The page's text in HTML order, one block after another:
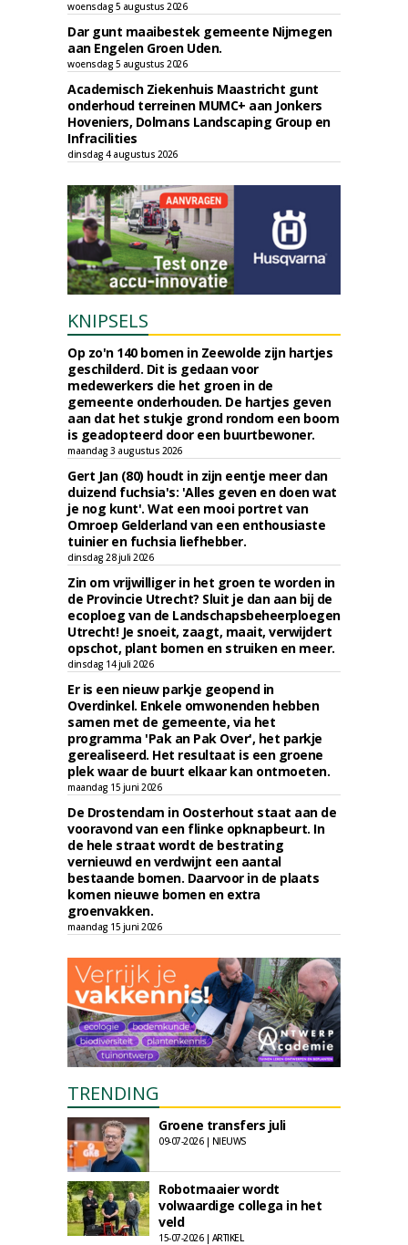
woensdag 5 augustus 2026
Dar gunt maaibestek gemeente Nijmegen
aan Engelen Groen Uden.
woensdag 5 augustus 2026
Academisch Ziekenhuis Maastricht gunt
onderhoud terreinen MUMC+ aan Jonkers
Hoveniers, Dolmans Landscaping Group en
Infracilities
dinsdag 4 augustus 2026
KNIPSELS
Op zo'n 140 bomen in Zeewolde zijn hartjes
geschilderd. Dit is gedaan voor
medewerkers die het groen in de
gemeente onderhouden. De hartjes geven
aan dat het stukje grond rondom een boom
is geadopteerd door een buurtbewoner.
maandag 3 augustus 2026
Gert Jan (80) houdt in zijn eentje meer dan
duizend fuchsia's: 'Alles geven en doen wat
je nog kunt'. Wat een mooi portret van
Omroep Gelderland van een enthousiaste
tuinier en fuchsia liefhebber.
dinsdag 28 juli 2026
Zin om vrijwilliger in het groen te worden in
de Provincie Utrecht? Sluit je dan aan bij de
ecoploeg van de Landschapsbeheerploegen
Utrecht! Je snoeit, zaagt, maait, verwijdert
opschot, plant bomen en struiken en meer.
dinsdag 14 juli 2026
Er is een nieuw parkje geopend in
Overdinkel. Enkele omwonenden hebben
samen met de gemeente, via het
programma 'Pak an Pak Over', het parkje
gerealiseerd. Het resultaat is een groene
plek waar de buurt elkaar kan ontmoeten.
maandag 15 juni 2026
De Drostendam in Oosterhout staat aan de
vooravond van een flinke opknapbeurt. In
de hele straat wordt de bestrating
vernieuwd en verdwijnt een aantal
bestaande bomen. Daarvoor in de plaats
komen nieuwe bomen en extra
groenvakken.
maandag 15 juni 2026
TRENDING
Groene transfers juli
09-07-2026 | NIEUWS
Robotmaaier wordt
volwaardige collega in het
veld
15-07-2026 | ARTIKEL